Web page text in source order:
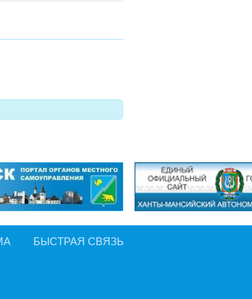
БЫСТРАЯ СВЯЗЬ